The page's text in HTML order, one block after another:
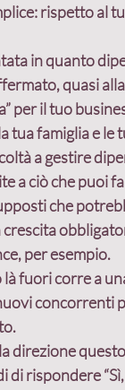
Trasmettere
Crescita
valori
rispetto al
in quanto
quasi
per il tuo
tua famiglia e le
a gestire
a ciò che puoi
che
per esempio.
fuori corre a
concorrenti
direzione
di rispondere